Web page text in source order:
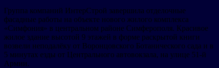
Группа компаний ИнтерСтрой завершила отделочные
фасадные работы на объекте нового жилого комплекса
«Симфония» в центральном районе Симферополя. Красивое
жилое здание высотой 9 этажей в форме раскрытой книги
возвели неподалёку от Воронцовского Ботанического сада и в
5 минутах езды от Центрального автовокзала, на улице 51-й
Армии.